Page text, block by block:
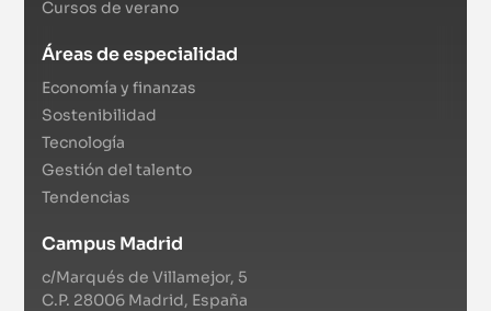
Cursos de verano
Áreas de especialidad
Economía y finanzas
Sostenibilidad
Tecnología
Gestión del talento
Tendencias
Campus Madrid
c/Marqués de Villamejor, 5
C.P. 28006 Madrid, España